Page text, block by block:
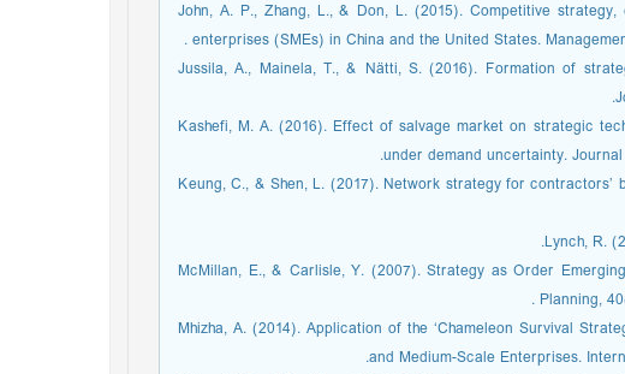
John, A. P., Zhang, L., & Don, L. (2015). Competitive
enterprises (SMEs) in China and the United States.
Jussila, A., Mainela, T., & Nätti, S. (2016). Formation of
Kashefi, M. A. (2016). Effect of salvage market on strategic
under demand uncertainty.
Keung, C., & Shen, L. (2017). Network strategy for
Lynch, R.
McMillan, E., & Carlisle, Y. (2007). Strategy as Order
Planning,
Mhizha, A. (2014). Application of the ‘Chameleon Survival
and Medium-Scale Enterprises.